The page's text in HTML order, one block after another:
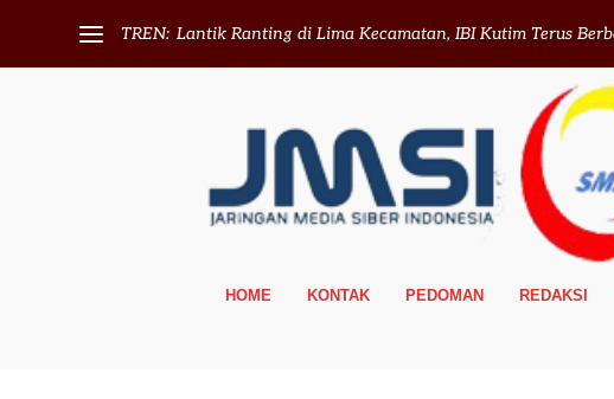
TREN: Lantik Ranting di Lima Kecamatan, IBI Kutim Terus
HOME KONTAK PEDOMAN REDAKSI